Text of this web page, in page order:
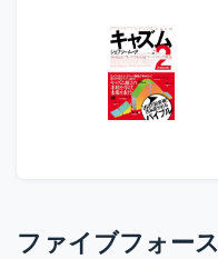
ファイブフォー